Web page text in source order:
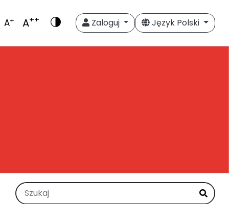
A+ A++ Zaloguj Język Polski